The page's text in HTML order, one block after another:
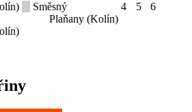
Směsný
Plaňany (Kolín)
4 5 6